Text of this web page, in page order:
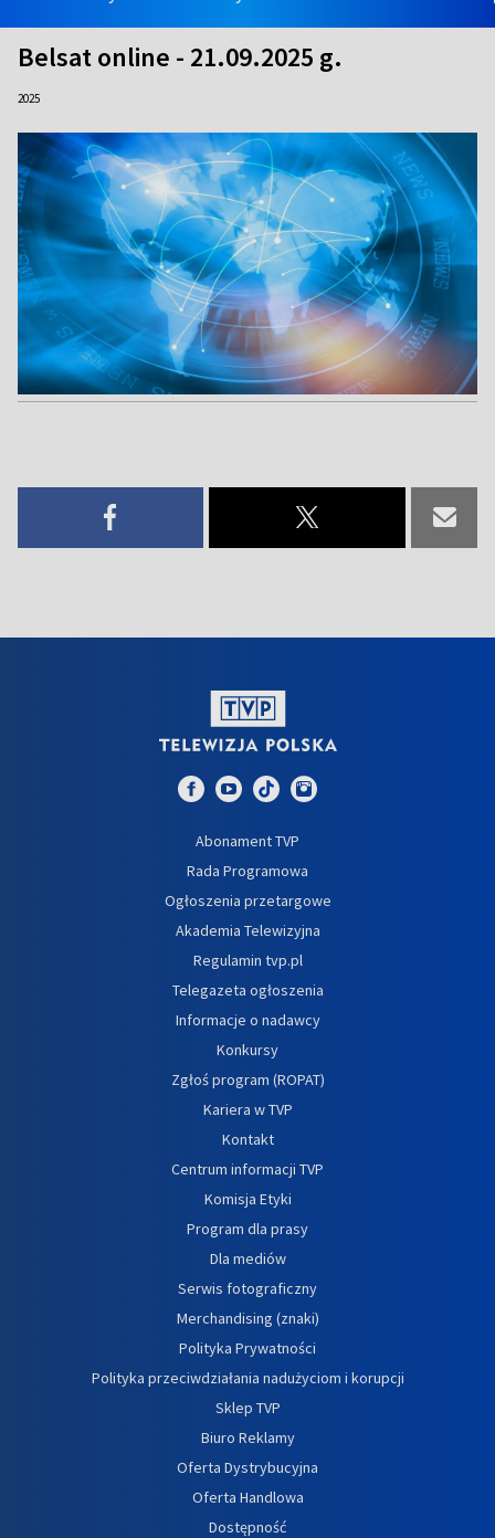
Belsat online - 21.09.2025 g.
2025
Abonament TVP
Rada Programowa
Ogłoszenia przetargowe
Akademia Telewizyjna
Regulamin tvp.pl
Telegazeta ogłoszenia
Informacje o nadawcy
Konkursy
Zgłoś program (ROPAT)
Kariera w TVP
Kontakt
Centrum informacji TVP
Komisja Etyki
Program dla prasy
Dla mediów
Serwis fotograficzny
Merchandising (znaki)
Polityka Prywatności
Polityka przeciwdziałania nadużyciom i korupcji
Sklep TVP
Biuro Reklamy
Oferta Dystrybucyjna
Oferta Handlowa
Dostępność